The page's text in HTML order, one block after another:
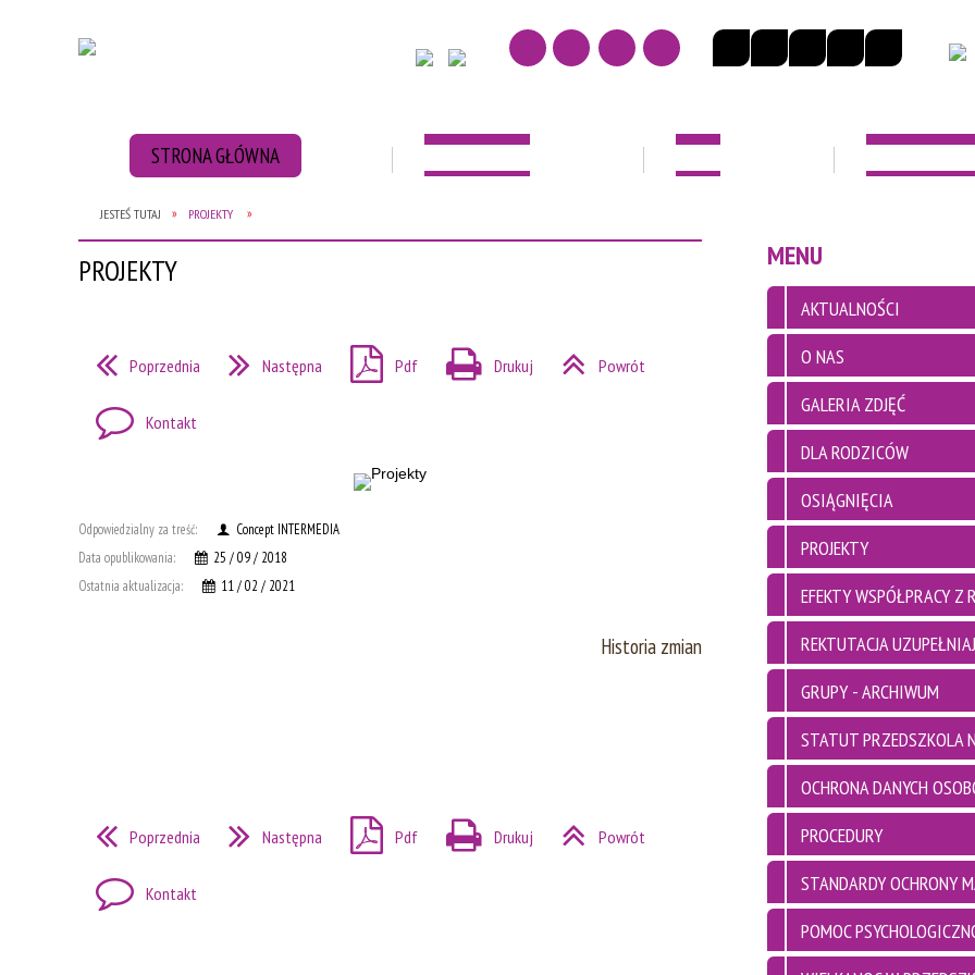
STRONA GŁÓWNA
ZBIÓRKA BATERII ZBIÓRKA NAKRĘTEK
JESTEŚ TUTAJ PROJEKTY
PROJEKTY
Poprzednia Następna Pdf Drukuj Powrót
Kontakt
Odpowiedzialny za treść:
Concept INTERMEDIA
Data opublikowania:
25 / 09 / 2018
Ostatnia aktualizacja:
11 / 02 / 2021
Historia zmian
Poprzednia Następna Pdf Drukuj Powrót
Kontakt
MENU
AKTUALNOŚCI
O NAS
GALERIA ZDJĘĆ
DLA RODZICÓW
OSIĄGNIĘCIA
PROJEKTY
EFEKTY WSPÓŁPRACY Z
REKTUTACJA
GRUPY - ARCHIWUM
STATUT PRZEDSZKOLA
OCHRONA DANYCH
PROCEDURY
STANDARDY OCHRONY
POMOC